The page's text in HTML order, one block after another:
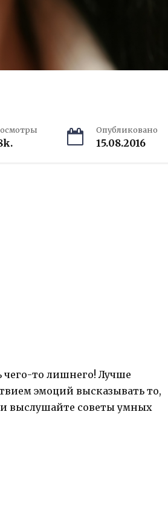
Опубликовано
15.08.2016
чего-то лишнего! Лучше
эмоций высказывать то,
и выслушайте советы умных